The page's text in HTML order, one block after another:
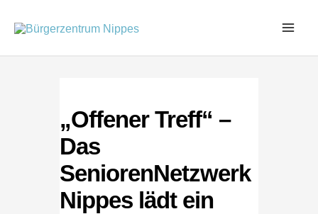
Inhalt
„Offener Treff“ –
Das
SeniorenNetzwerk
Nippes lädt ein